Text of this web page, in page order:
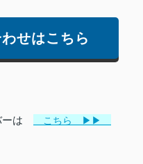
せはこちら
ーは こちら ▶▶